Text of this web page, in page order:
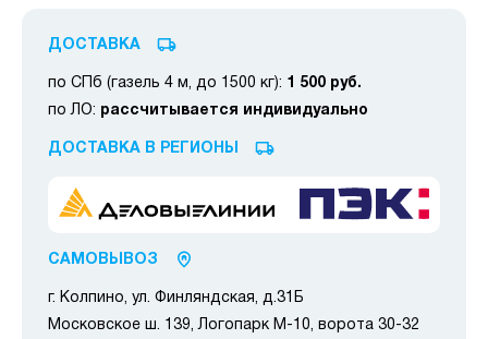
ДОСТАВКА
по СПб (газель 4 м, до 1500 кг): 1 500 руб.
по ЛО: рассчитывается индивидуально
ДОСТАВКА В РЕГИОНЫ
САМОВЫВОЗ
г. Колпино, ул. Финляндская, д.31Б
Московское ш. 139, Логопарк М-10, ворота 30-32